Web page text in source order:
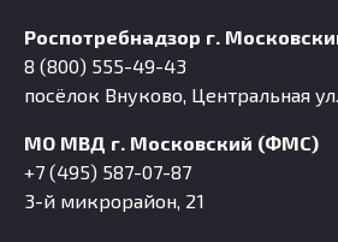
Роспотребнадзор г.
8 (800) 555-49-43
посёлок Внуково, Центральная
МО МВД г. Московский (ФМС)
+7 (495) 587-07-87
3-й микрорайон, 21